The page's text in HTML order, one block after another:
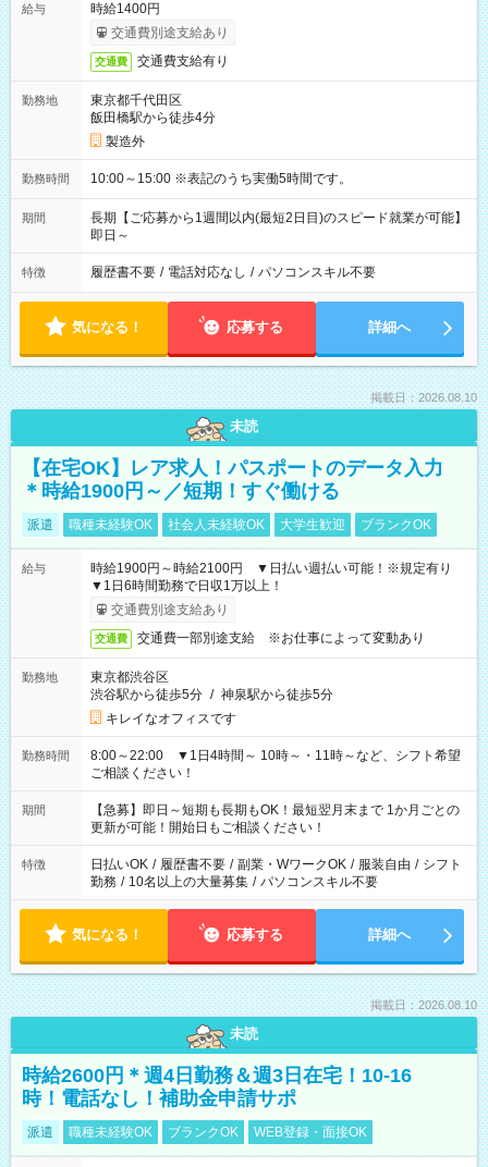
給与
時給1400円
交通費別途支給あり
交通費 交通費支給有り
勤務地
東京都千代田区
飯田橋駅から徒歩4分
製造外
勤務時間 10:00～15:00 ※表記のうち実働5時間です。
期間
長期【ご応募から1週間以内(最短2日目)のスピード就業が可能】
即日～
特徴 履歴書不要 / 電話対応なし / パソコンスキル不要
気になる！ 応募する 詳細へ
掲載日：2026.08.10
未読
【在宅OK】レア求人！パスポートのデータ入力
＊時給1900円～／短期！すぐ働ける
派遣 職種未経験OK 社会人未経験OK 大学生歓迎 ブランクOK
給与
時給1900円～時給2100円 ▼日払い週払い可能！※規定有り
▼1日6時間勤務で日収1万以上！
交通費別途支給あり
交通費 交通費一部別途支給 ※お仕事によって変動あり
勤務地
東京都渋谷区
渋谷駅から徒歩5分 / 神泉駅から徒歩5分
キレイなオフィスです
勤務時間
8:00～22:00 ▼1日4時間～ 10時～・11時～など、シフト希望
ご相談ください！
期間
【急募】即日～短期も長期もOK！最短翌月末まで 1か月ごとの
更新が可能！開始日もご相談ください！
特徴 日払いOK / 履歴書不要 / 副業・WワークOK / 服装自由 / シフト
勤務 / 10名以上の大量募集 / パソコンスキル不要
気になる！ 応募する 詳細へ
掲載日：2026.08.10
未読
時給2600円＊週4日勤務＆週3日在宅！10-16
時！電話なし！補助金申請サポ
派遣 職種未経験OK ブランクOK WEB登録・面接OK